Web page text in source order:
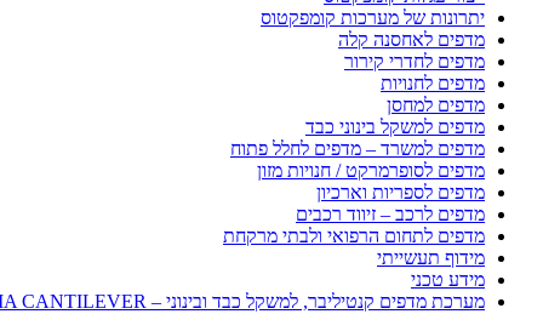
יתרונות של מערכות קומפקטוס
מדפים לאחסנה קלה
מדפים לחדרי קירור
מדפים לחנויות
מדפים למחסן
מדפים למשקל בינוני כבד
מדפים למשרד – מדפים לחלל פתוח
מדפים לסופרמרקט / חנויות מזון
מדפים לספריות וארכיון
מדפים לרכב – זיווד רכבים
מדפים לתחום הרפואי ולבתי מרקחת
מידוף תעשייתי
מידע טכני
מערכת מדפים קנטיליבר, למשקל כבד ובינוני – SEQUOIA CANTILEVER